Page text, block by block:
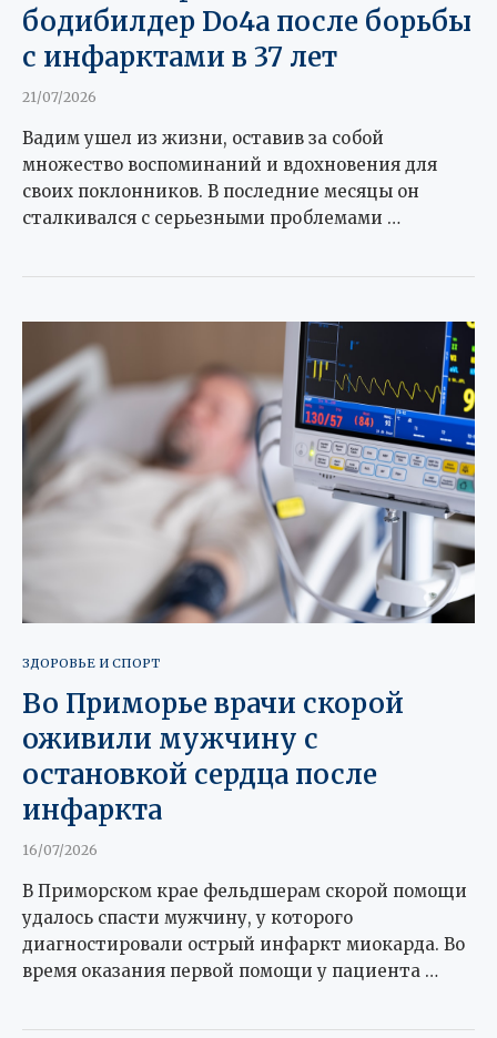
бодибилдер Do4a после борьбы
с инфарктами в 37 лет
21/07/2026
Вадим ушел из жизни, оставив за собой
множество воспоминаний и вдохновения для
своих поклонников. В последние месяцы он
сталкивался с серьезными проблемами …
ЗДОРОВЬЕ И СПОРТ
Во Приморье врачи скорой
оживили мужчину с
остановкой сердца после
инфаркта
16/07/2026
В Приморском крае фельдшерам скорой помощи
удалось спасти мужчину, у которого
диагностировали острый инфаркт миокарда. Во
время оказания первой помощи у пациента …